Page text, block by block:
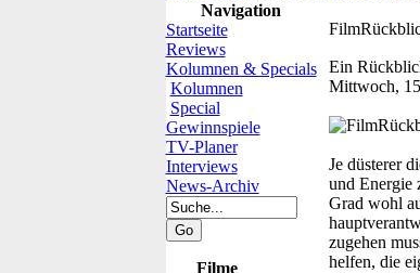
Navigation
Startseite
Reviews
Kolumnen & Specials
Kolumnen
Special
Gewinnspiele
TV-Planer
Interviews
News-Archiv
Filme
Ein
Mittwoch,
Je düsterer
und Energie
Grad wohl
zugehen
helfen, die